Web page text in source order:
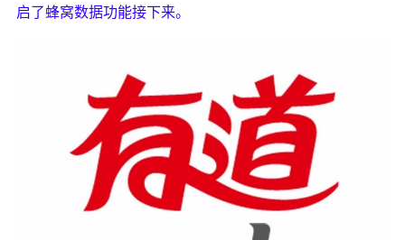
启了蜂窝数据功能接下来。